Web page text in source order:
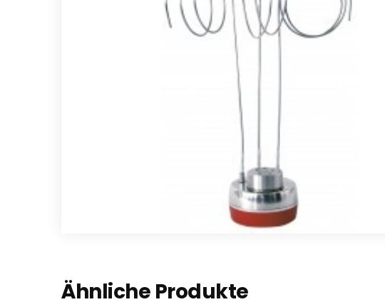
Ähnliche Produkte